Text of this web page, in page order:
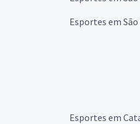
Esportes em
Esportes em